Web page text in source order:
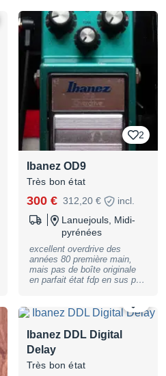
2
Ibanez OD9
Très bon état
300 € 312,20 €
incl.
Lanuejouls, Midi-
pyrénées
excellent overdrive des
années 80 première main,
mais pas de boîte originale
en parfait état fdp en sus prix
Ibanez DDL Digital
Delay
Très bon état